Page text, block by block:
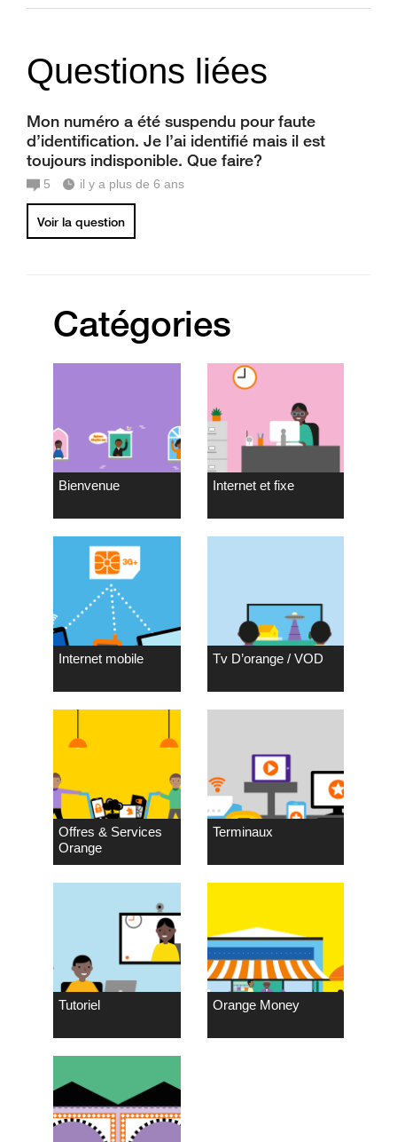
Questions liées
Mon numéro a été suspendu pour faute
d’identification. Je l’ai identifié mais il est
toujours indisponible. Que faire?
5 il y a plus de 6 ans
Voir la question
Catégories
Bienvenue Internet et fixe
Internet mobile Tv D’orange / VOD
Offres & Services
Orange
Terminaux
Tutoriel Orange Money